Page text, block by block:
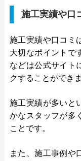
施工実績や口
施工実績や口コミ
大切なポイントで
などは公式サイト
クすることができま
施工実績が多いと
かなスタッフが多
ことです。
また、施工事例や